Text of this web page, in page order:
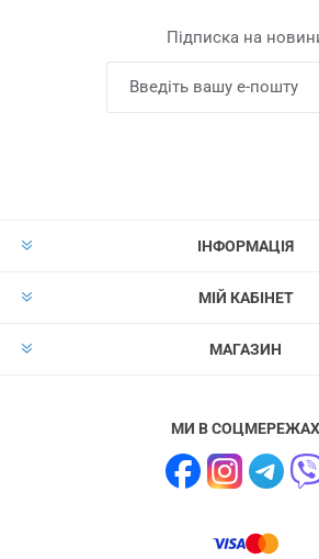
Підписка на
ІНФОРМАЦІЯ
МІЙ КАБІНЕТ
МАГАЗИН
МИ В СОЦМЕРЕЖАХ